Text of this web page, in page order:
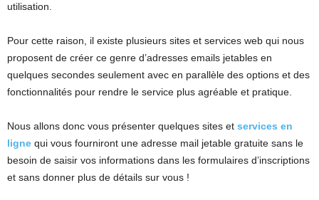
utilisation.
Pour cette raison, il existe plusieurs sites et services web qui nous
proposent de créer ce genre d’adresses emails jetables en
quelques secondes seulement avec en parallèle des options et des
fonctionnalités pour rendre le service plus agréable et pratique.
Nous allons donc vous présenter quelques sites et services en
ligne qui vous fourniront une adresse mail jetable gratuite sans le
besoin de saisir vos informations dans les formulaires d’inscriptions
et sans donner plus de détails sur vous !